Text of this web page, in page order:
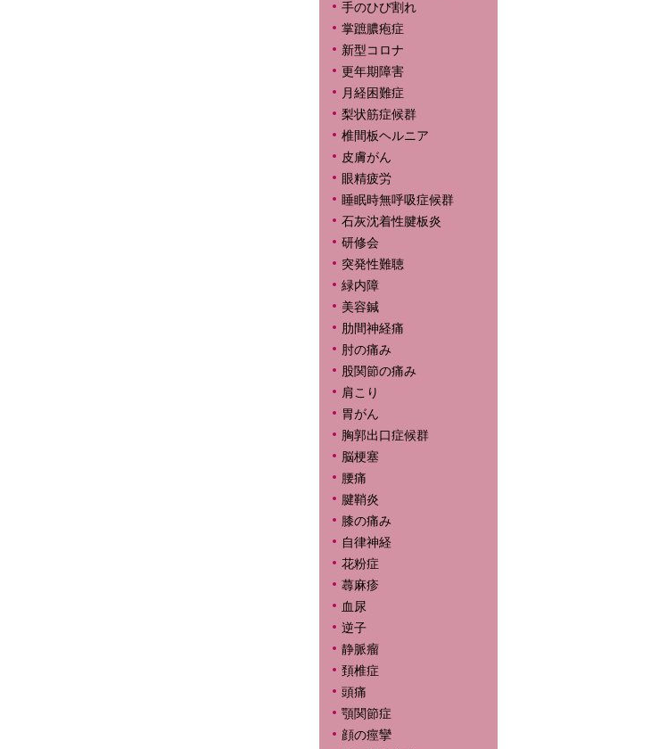
手のひび割れ
掌蹠膿疱症
新型コロナ
更年期障害
月経困難症
梨状筋症候群
椎間板ヘルニア
皮膚がん
眼精疲労
睡眠時無呼吸症候群
石灰沈着性腱板炎
研修会
突発性難聴
緑内障
美容鍼
肋間神経痛
肘の痛み
股関節の痛み
肩こり
胃がん
胸郭出口症候群
脳梗塞
腰痛
腱鞘炎
膝の痛み
自律神経
花粉症
蕁麻疹
血尿
逆子
静脈瘤
頚椎症
頭痛
顎関節症
顔の痙攣